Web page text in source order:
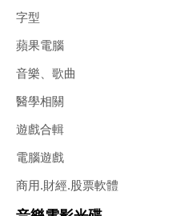
字型
蘋果電腦
音樂、歌曲
醫學相關
遊戲合輯
電腦遊戲
商用.財經.股票軟體